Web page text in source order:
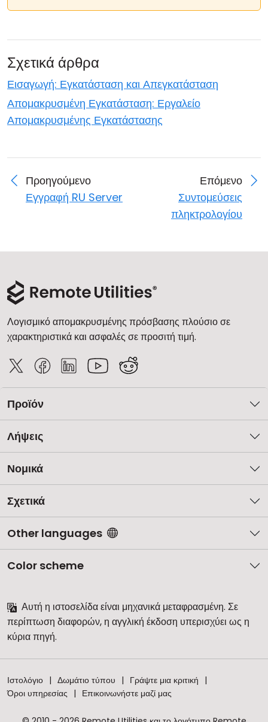
Σχετικά άρθρα
Εισαγωγή: Εγκατάσταση και Απεγκατάσταση
Απομακρυσμένη Εγκατάσταση: Εργαλείο
Απομακρυσμένης Εγκατάστασης
Προηγούμενο
Εγγραφή RU Server
Επόμενο
Συντομεύσεις
πληκτρολογίου
Λογισμικό απομακρυσμένης πρόσβασης πλούσιο σε
χαρακτηριστικά και ασφαλές σε προσιτή τιμή.
Προϊόν
Λήψεις
Νομικά
Σχετικά
Other languages
Color scheme
Αυτή η ιστοσελίδα είναι μηχανικά μεταφρασμένη. Σε
περίπτωση διαφορών, η αγγλική έκδοση υπερισχύει ως η
κύρια πηγή.
Ιστολόγιο Δωμάτιο τύπου
Γράψτε μια κριτική
Όροι υπηρεσίας
Επικοινωνήστε μαζί μας